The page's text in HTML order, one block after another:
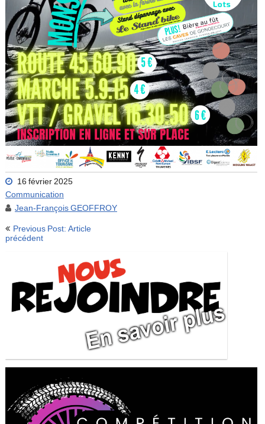
16 février 2025
Communication
Jean-François GEOFFROY
Navigation
de
Previous Post: Article
précédent